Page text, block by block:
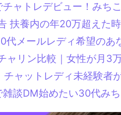
チャトレデビュー！みち
扶養内の年20万超えた
代メールレディ希望の
ャリン比較｜女性が月3
チャットレディ未経験者
雑談DM始めたい30代み